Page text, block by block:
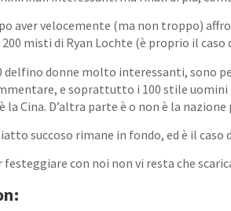
aver velocemente (ma non troppo)
200 misti di Ryan Lochte (è proprio il caso
delfino donne molto interessanti, sono
e soprattutto i 100 stile uomini
la Cina. D’altra parte è o non è la
succoso rimane in fondo, ed è il caso
festeggiare con noi non vi resta che